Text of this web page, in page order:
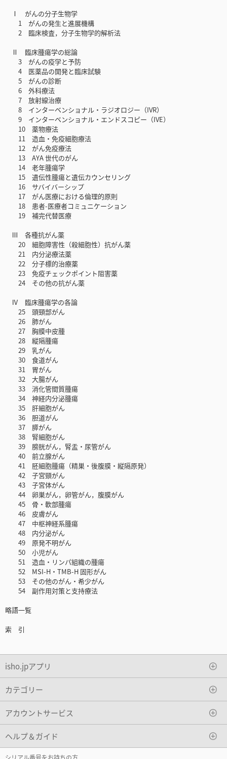
Ⅰ がんの分子生物学
1 がんの発生と進展機構
2 臨床検査，分子生物学的解析法
Ⅱ 臨床腫瘍学の総論
3 がんの疫学と予防
4 医薬品の開発と臨床試験
5 がんの診断
6 外科療法
7 放射線治療
8 インターベンショナル・ラジオロジー（IVR）
9 インターベンショナル・エンドスコピー（IVE）
10 薬物療法
11 造血・免疫細胞療法
12 がん免疫療法
13 AYA 世代のがん
14 老年腫瘍学
15 遺伝性腫瘍と遺伝カウンセリング
16 サバイバーシップ
17 がん医療における倫理的原則
18 患者-医療者コミュニケーション
19 補完代替医療
Ⅲ 各種抗がん薬
20 細胞障害性（殺細胞性）抗がん薬
21 内分泌療法薬
22 分子標的治療薬
23 免疫チェックポイント阻害薬
24 その他の抗がん薬
Ⅳ 臨床腫瘍学の各論
25 頭頸部がん
26 肺がん
27 胸膜中皮腫
28 縦隔腫瘍
29 乳がん
30 食道がん
31 胃がん
32 大腸がん
33 消化管間質腫瘍
34 神経内分泌腫瘍
35 肝細胞がん
36 胆道がん
37 膵がん
38 腎細胞がん
39 膀胱がん，腎盂・尿管がん
40 前立腺がん
41 胚細胞腫瘍（精巣・後腹膜・縦隔原発）
42 子宮頸がん
43 子宮体がん
44 卵巣がん，卵管がん，腹膜がん
45 骨・軟部腫瘍
46 皮膚がん
47 中枢神経系腫瘍
48 内分泌がん
49 原発不明がん
50 小児がん
51 造血・リンパ組織の腫瘍
52 MSI-H・TMB-H 固形がん
53 その他のがん・希少がん
54 副作用対策と支持療法
略語一覧
索 引
isho.jpアプリ
カテゴリー
アカウントサービス
ヘルプ＆ガイド
シリアル番号をお持ちの方